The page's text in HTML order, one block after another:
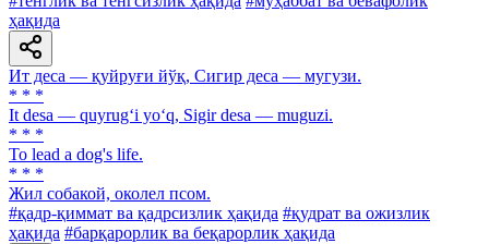
ҳақида
Ит деса — қуйруғи йўқ, Сигир деса — мугузи.
* * *
It desa — quyrug‘i yo‘q, Sigir desa — muguzi.
* * *
To lead a dog's life.
* * *
Жил собакой, околел псом.
#қадр-қиммат ва қадрсизлик ҳақида #қудрат ва ожизлик
ҳақида #барқарорлик ва беқарорлик ҳақида